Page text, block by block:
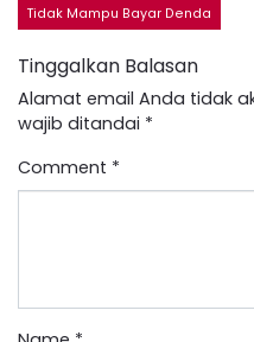
Tidak Mampu Bayar Denda
Tinggalkan Balasan
Alamat email Anda tidak
wajib ditandai *
Comment *